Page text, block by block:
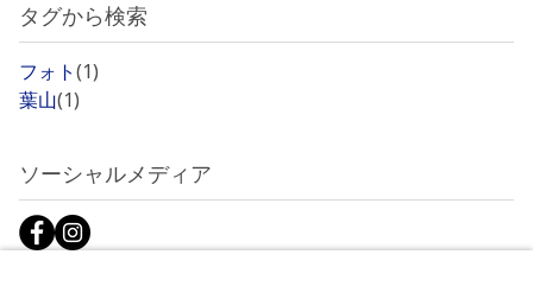
タグから検索
フォト(1)
葉山(1)
ソーシャルメディア